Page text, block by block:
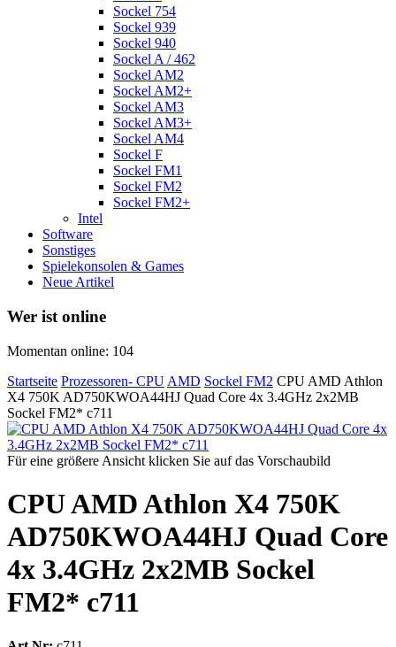
Sockel 754
Sockel 939
Sockel 940
Sockel A / 462
Sockel AM2
Sockel AM2+
Sockel AM3
Sockel AM3+
Sockel AM4
Sockel F
Sockel FM1
Sockel FM2
Sockel FM2+
Intel
Software
Sonstiges
Spielekonsolen & Games
Neue Artikel
Wer ist online
Momentan online: 104
Startseite Prozessoren- CPU AMD Sockel FM2 CPU AMD Athlon
X4 750K AD750KWOA44HJ Quad Core 4x 3.4GHz 2x2MB
Sockel FM2* c711
Für eine größere Ansicht klicken Sie auf das Vorschaubild
CPU AMD Athlon X4 750K
AD750KWOA44HJ Quad Core
4x 3.4GHz 2x2MB Sockel
FM2* c711